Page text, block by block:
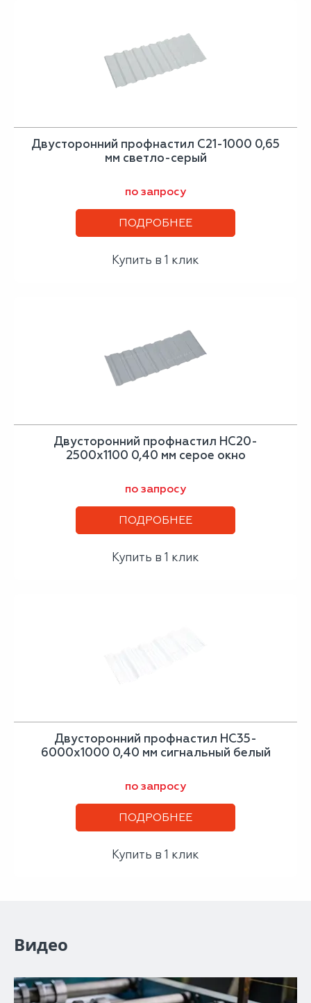
Двусторонний профнастил С21-1000 0,65
мм светло-серый
по запросу
ПОДРОБНЕЕ
Купить в 1 клик
Двусторонний профнастил НС20-
2500х1100 0,40 мм серое окно
по запросу
ПОДРОБНЕЕ
Купить в 1 клик
Двусторонний профнастил НС35-
6000х1000 0,40 мм сигнальный белый
по запросу
ПОДРОБНЕЕ
Купить в 1 клик
Видео